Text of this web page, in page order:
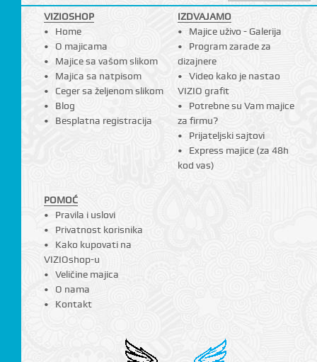
VIZIOSHOP
Home
O majicama
Majice sa vašom slikom
Majica sa natpisom
Ceger sa željenom slikom
Blog
Besplatna registracija
IZDVAJAMO
Majice uživo - Galerija
Program zarade za
dizajnere
Video kako je nastao
VIZIO grafit
Potrebne su Vam majice
za firmu?
Prijateljski sajtovi
Express majice (za 48h
kod vas)
POMOĆ
Pravila i uslovi
Privatnost korisnika
Kako kupovati na
VIZIOshop-u
Veličine majica
O nama
Kontakt